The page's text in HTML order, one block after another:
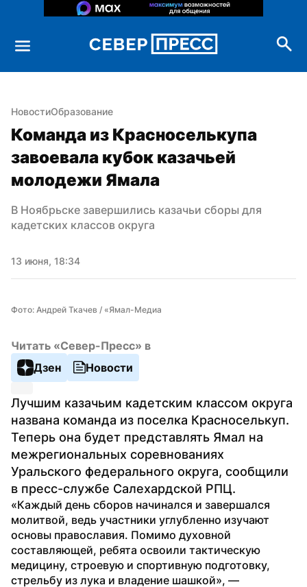
НовостиОбразование
Команда из Красноселькупа
завоевала кубок казачьей
молодежи Ямала
В Ноябрьске завершились казачьи сборы для
кадетских классов округа
13 июня, 18:34
Фото: Андрей Ткачев / «Ямал-Медиа
Читать «Север-Пресс» в
Дзен
Новости
Лучшим казачьим кадетским классом округа
названа команда из поселка Красноселькуп.
Теперь она будет представлять Ямал на
межрегиональных соревнованиях
Уральского федерального округа, сообщили
в пресс-службе Салехардской РПЦ.
«Каждый день сборов начинался и завершался
молитвой, ведь участники углубленно изучают
основы православия. Помимо духовной
составляющей, ребята освоили тактическую
медицину, строевую и спортивную подготовку,